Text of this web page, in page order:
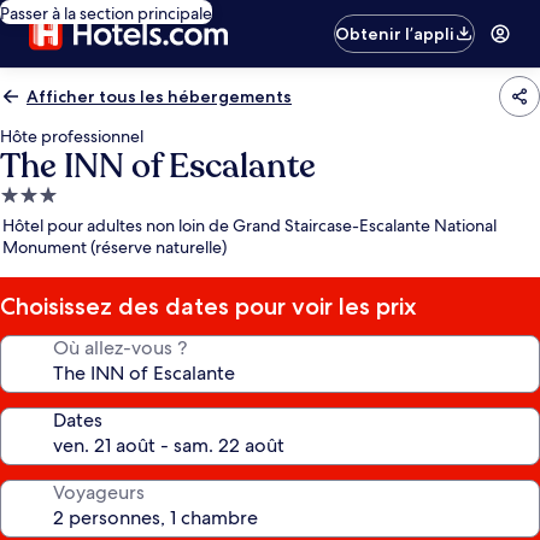
Passer à la section principale
Obtenir l’appli
Afficher tous les hébergements
Hôte professionnel
The INN of Escalante
Hébergement
3.0 étoiles
Hôtel pour adultes non loin de Grand Staircase-Escalante National
Monument (réserve naturelle)
Choisissez des dates pour voir les prix
Où allez-vous ?
Dates
Voyageurs